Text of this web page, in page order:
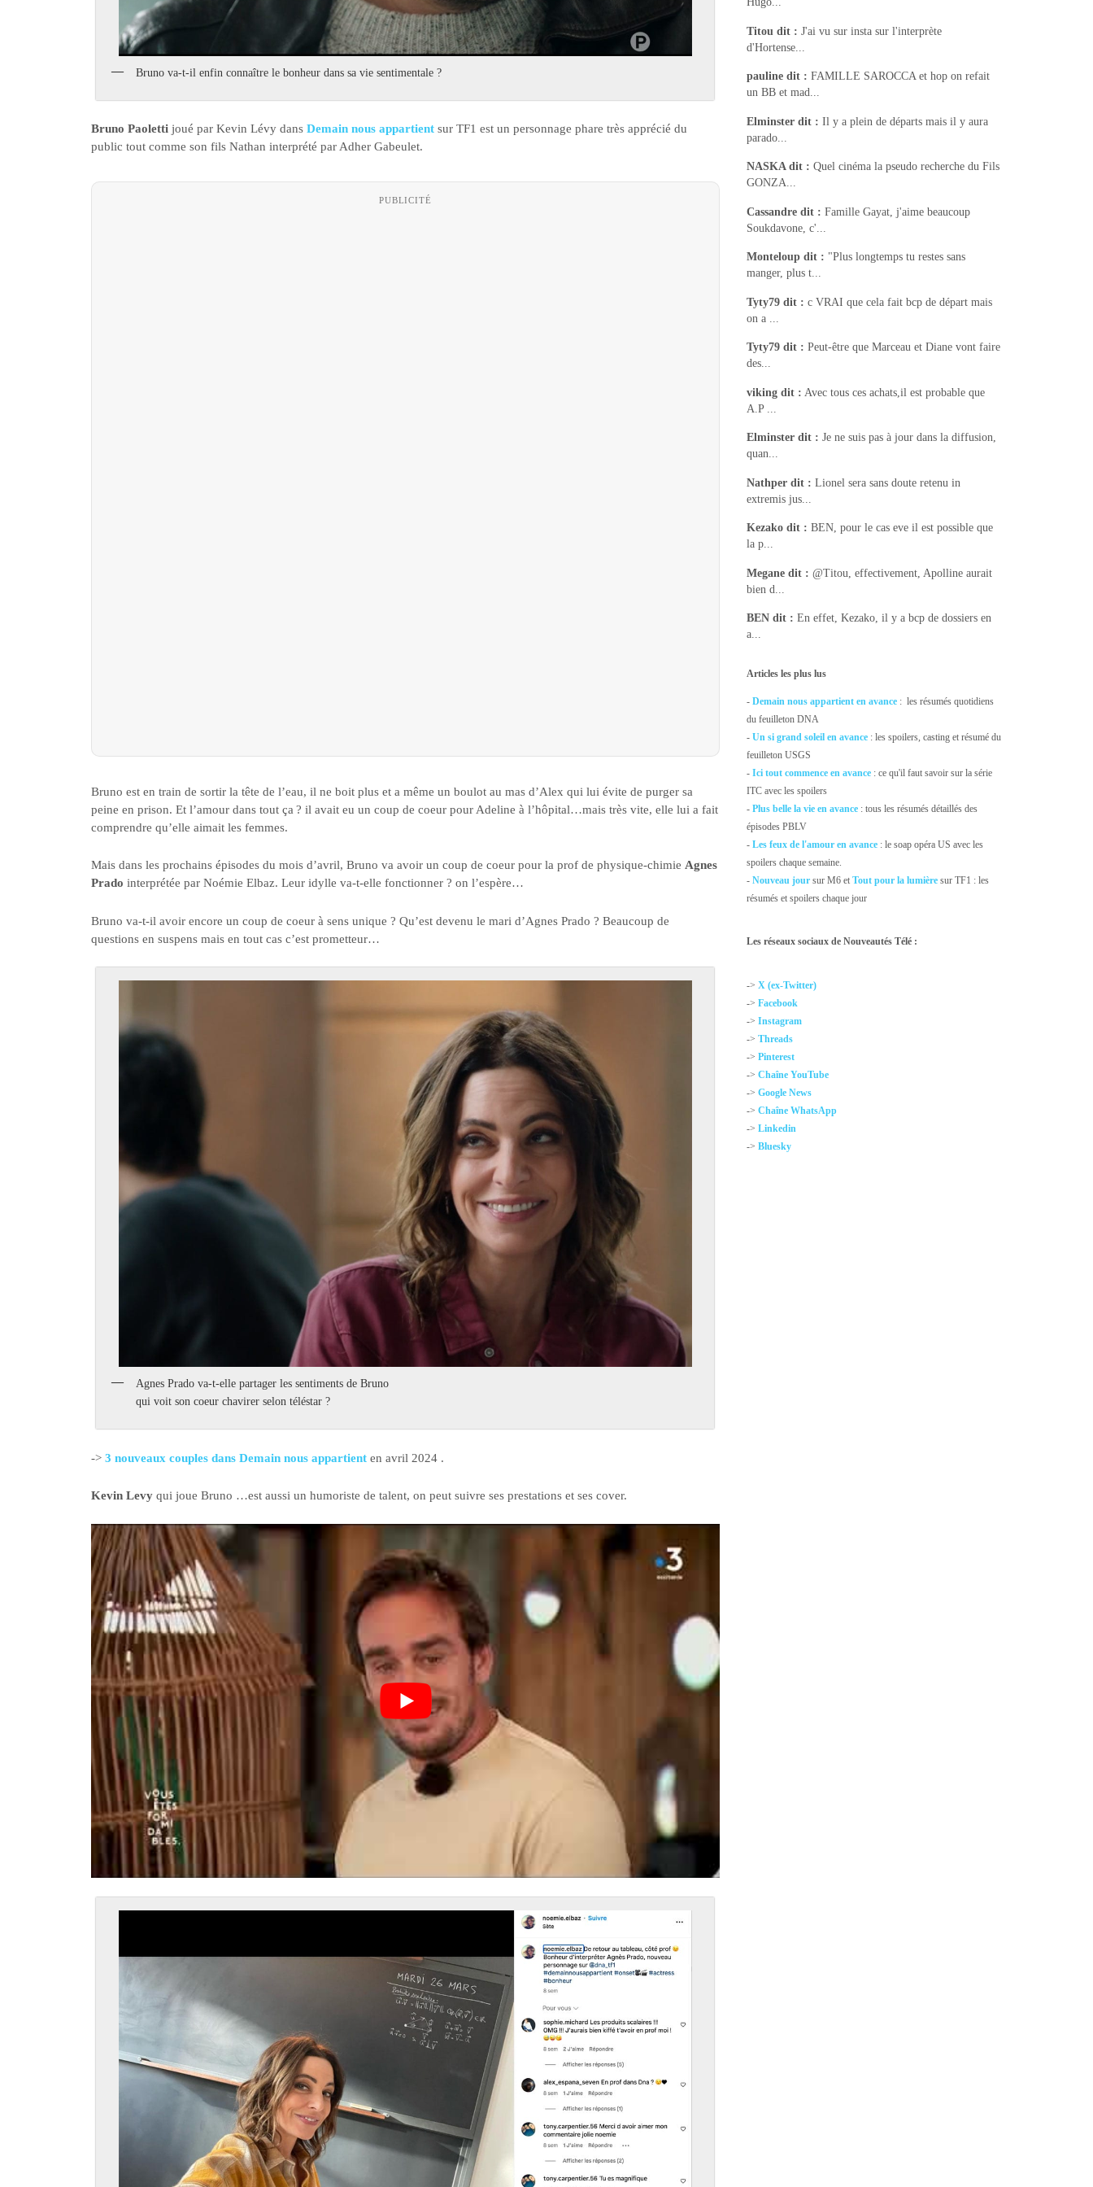
Bruno va-t-il enfin connaître le bonheur dans sa vie sentimentale ?
Bruno Paoletti joué par Kevin Lévy dans Demain nous appartient sur TF1 est un personnage phare très apprécié du
public tout comme son fils Nathan interprété par Adher Gabeulet.
PUBLICITÉ
Bruno est en train de sortir la tête de l’eau, il ne boit plus et a même un boulot au mas d’Alex qui lui évite de purger sa
peine en prison. Et l’amour dans tout ça ? il avait eu un coup de coeur pour Adeline à l’hôpital…mais très vite, elle lui a fait
comprendre qu’elle aimait les femmes.
Mais dans les prochains épisodes du mois d’avril, Bruno va avoir un coup de coeur pour la prof de physique-chimie Agnes
Prado interprétée par Noémie Elbaz. Leur idylle va-t-elle fonctionner ? on l’espère…
Bruno va-t-il avoir encore un coup de coeur à sens unique ? Qu’est devenu le mari d’Agnes Prado ? Beaucoup de
questions en suspens mais en tout cas c’est prometteur…
Agnes Prado va-t-elle partager les sentiments de Bruno
qui voit son coeur chavirer selon téléstar ?
-> 3 nouveaux couples dans Demain nous appartient en avril 2024 .
Kevin Levy qui joue Bruno …est aussi un humoriste de talent, on peut suivre ses prestations et ses cover.
Titou dit : J'ai vu sur insta sur l'interprète
d'Hortense...
pauline dit : FAMILLE SAROCCA et hop on refait
un BB et mad...
Elminster dit : Il y a plein de départs mais il y aura
parado...
NASKAdit : Quel cinéma la pseudo recherche du Fils
GONZA...
Cassandre dit : Famille Gayat, j'aime beaucoup
Soukdavone, c'...
Monteloup dit : "Plus longtemps tu restes sans
manger, plus t...
Tyty79 dit : c VRAI que cela fait bcp de départ mais
on a ...
Tyty79 dit : Peut-être que Marceau et Diane vont faire
des...
viking dit : Avec tous ces achats,il est probable que
A.P ...
Elminster dit : Je ne suis pas à jour dans la diffusion,
quan...
Nathper dit : Lionel sera sans doute retenu in
extremis jus...
Kezako dit : BEN, pour le cas eve il est possible que
la p...
Megane dit : @Titou, effectivement, Apolline aurait
bien d...
BEN dit : En effet, Kezako, il y a bcp de dossiers en
a...
Articles les plus lus
-Demain nous appartient en avance : les résumés quotidiens
du feuilleton DNA
-Un si grand soleil en avance : les spoilers, casting et résumé du
feuilleton USGS
-Ici tout commence en avance : ce qu'il faut savoir sur la série
ITC avec les spoilers
- Plus belle la vie en avance : tous les résumés détaillés des
épisodes PBLV
-Les feux de l'amour en avance : le soap opéra US avec les
spoilers chaque semaine.
-Nouveau jour sur M6 etTout pour la lumière sur TF1 : les
résumés et spoilers chaque jour
Les réseaux sociaux de Nouveautés Télé :
->X (ex-Twitter)
->Facebook
->Instagram
->Threads
->Pinterest
->Chaîne YouTube
->Google News
->Chaîne WhatsApp
->Linkedin
->Bluesky